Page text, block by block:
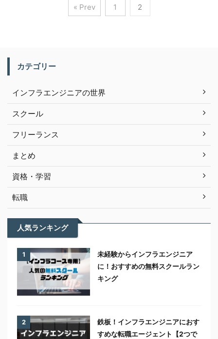
« Prev 1 2
カテゴリー
インフラエンジニアの世界
スクール
フリーランス
まとめ
資格・学習
転職
人気ランキング
1
未経験からインフラエンジニア
に！おすすめの無料スクールラン
キング
2
鉄板！インフラエンジニアにおす
すめな転職エージェント【2つで